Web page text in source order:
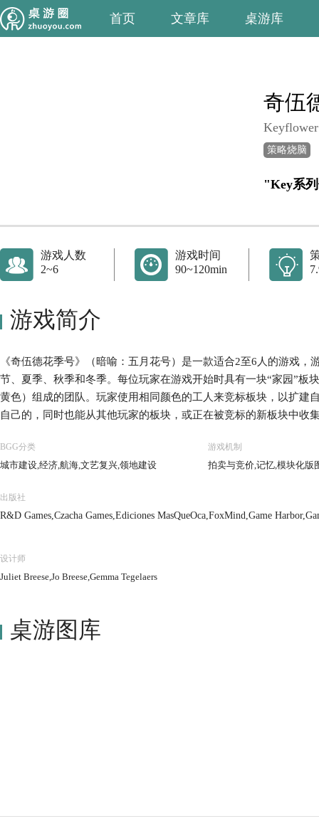
首页 文章库 桌游库
奇伍
Keyflower
策略烧脑
"Key系
游戏人数
2~6
游戏时间
90~120min
游戏简介
《奇伍德花季号》（暗喻：五月花号）是一款适合2至6人的游戏
节、夏季、秋季和冬季。每位玩家在游戏开始时具有一块“家园”板
黄色）组成的团队。玩家使用相同颜色的工人来竞标板块，以扩建
自己的，同时也能从其他玩家的板块，或正在被竞标的新板块中收
木料等主要资源的技能。在冬季中，玩家选择竞标的每个村庄板块
分。zui终由村庄和工人产生zui多胜利分的玩家赢得游戏胜利。 《
利用自己不同资源、运送和升级能力、技能，以及工人的机会。
BGG分类
城市建设,经济,航海,文艺复兴,领地建设
游戏机制
拍卖与竞价,记忆,模块化版
出版社
R&D Games,Czacha Games,Ediciones MasQueOca,FoxMind,Game
设计师
Juliet Breese,Jo Breese,Gemma Tegelaers
桌游图库